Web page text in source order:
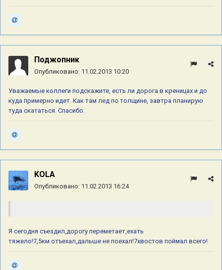
Поджопник
Опубликовано: 11.02.2013 10:20
Уважаемые коллеги подскажите, есть ли дорога в креницах и до
куда примерно идет. Как там лед по толщине, завтра планирую
туда скататься. Спасибо.
KOLA
Опубликовано: 11.02.2013 16:24
Я сегодня съездил,дорогу переметает,ехать
тяжело!7,5км.отъехал,дальше не поехал!7хвостов поймал всего!